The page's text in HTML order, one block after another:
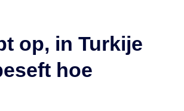
op, in Turkije
hoe